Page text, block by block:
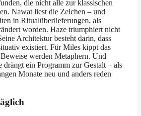
die nicht alle zur klassischen
Nawat liest die Zeichen – und
in Ritualüberlieferungen, als
worden. Haze triumphiert nicht
Architektur besteht darin, dass
existiert. Für Miles kippt das
werden Metaphern. Und
drängt ein Programm zur Gestalt – als
Monate neu und anders reden